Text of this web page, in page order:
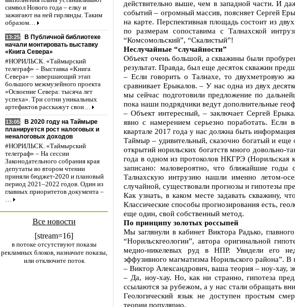
символ Нового года – елку и
зажигают на ней гирлянды. Таким
образом…
13:25
В Публичной библиотеке
начали монтировать выставку
«Книга Севера»
#НОРИЛЬСК. «Таймырский
телеграф» – Выставка «Книга
Севера» – завершающий этап
большого межмузейного проекта
«Освоение Севера: тысяча лет
успеха». Три сотни уникальных
артефактов расскажут свои…
13:05
В 2020 году на Таймыре
планируется рост налоговых и
неналоговых доходов
#НОРИЛЬСК. «Таймырский
телеграф» – На сессии
Законодательного собрания края
депутаты во втором чтении
приняли бюджет-2020 и плановый
период 2021–2022 годов. Один из
главных приоритетов документа –
…
Все новости
[stream=16]
в потоке отсутствуют показы
рекламных блоков, назначьте показы,
или отключите поток
действительно выше, чем в западной части. И
событий – огромный массив, поясняет Сергей
на карте. Перспективная площадь состоит из
по размерам сопоставима с Талнахской
“Комсомольский”, “Скалистый”!
Неслучайные “случайности”
Объект очень большой, а скважины были
результат. Правда, был еще десяток скважин
– Если говорить о Талнахе, то двухметровую
сравнивает Ерыкалов. – У нас одна из двух
мы сейчас подготовили предложение по
пока наши подрядчики ведут дополнительные
– Объект интересный, – заключает Сергей
явно с намерением серьезно поработать. Если
квартале 2017 года у нас должна быть
Таймыр – удивительный, сказочно богатый и еще
открытий норильских богатств много довольно-
года в одном из протоколов НКГРЭ (Норильская
записано: маловероятно, что ближайшие
Талнахскую интрузию нашли именно летом-
случайной, существовали прогнозы и гипотезы
Как узнать, в каком месте задавать скважину,
Классические способы прогнозирования есть,
еще один, свой собственный метод.
По принципу золотых россыпей
Мы заглянули в кабинет Виктора Радько,
“Норильскгеологии”, автора оригинальной
медно-никелевых руд в НПР. Увидели его
эффузивного магматизма Норильского района”.
– Виктор Александрович, ваша теория – ноу-хау,
– Да, ноу-хау. Но, как ни странно, гипотеза
ссылаются за рубежом, а у нас стали обращать
Геологический язык не доступен простым
теории популярно.